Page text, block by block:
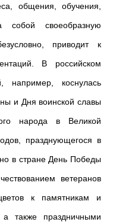
общения, обучения,
собой своеобразную
приводит к
В российском
например, коснулась
и Дня воинской славы
народа в Великой
празднующегося в
в стране День Победы
ветеранов
к памятникам и
также праздничными